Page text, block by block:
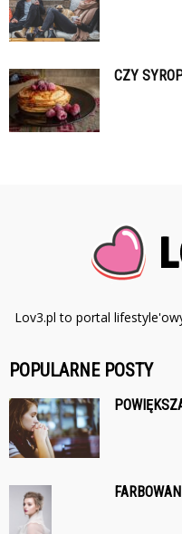
CZY
Lov3.pl to portal
POPULARNE POSTY